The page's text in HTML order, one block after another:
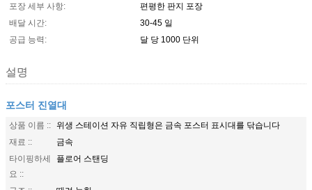
포장 세부 사항:
편평한 판지 포장
배달 시간:
30-45 일
공급 능력:
달 당 1000 단위
설명
포스터 진열대
상품 이름 :: 위생 스테이션 자유 직립형은 금속 포스터 표시대를 닦습니다
재료 ::
금속
타이핑하세
요 ::
플로어 스탠딩